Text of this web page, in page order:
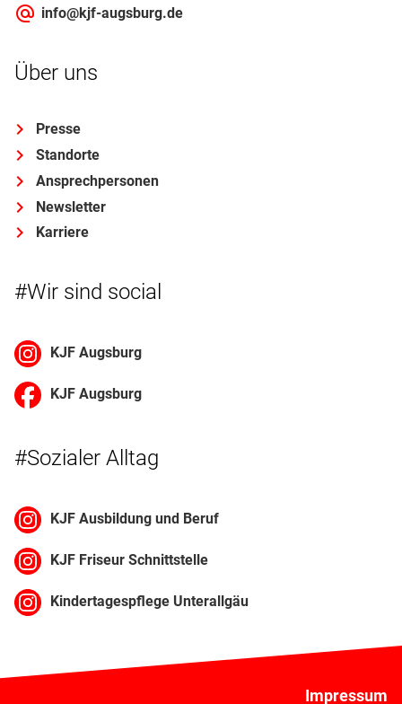
info@kjf-augsburg.de
Über uns
Presse
Standorte
Ansprechpersonen
Newsletter
Karriere
#Wir sind social
KJF Augsburg
KJF Augsburg
#Sozialer Alltag
KJF Ausbildung und Beruf
KJF Friseur Schnittstelle
Kindertagespflege Unterallgäu
Impressum